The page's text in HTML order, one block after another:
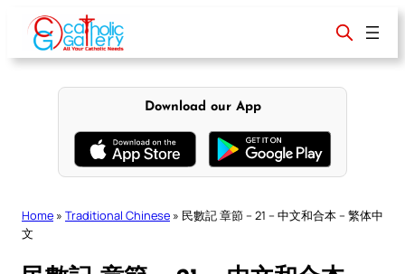
content
Download our App
Home » Traditional Chinese » 民數記 章節 – 21 – 中文和合本 – 繁体中
文